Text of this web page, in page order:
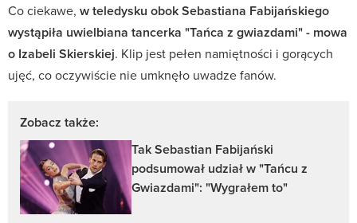
Co ciekawe, w teledysku obok Sebastiana Fabijańskiego
wystąpiła uwielbiana tancerka "Tańca z gwiazdami" - mowa
o Izabeli Skierskiej. Klip jest pełen namiętności i gorących
ujęć, co oczywiście nie umknęło uwadze fanów.
Zobacz także:
Tak Sebastian Fabijański
podsumował udział w "Tańcu z
Gwiazdami": "Wygrałem to"